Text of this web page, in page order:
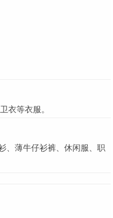
衣等衣服。
、薄牛仔衫裤、休闲服、职